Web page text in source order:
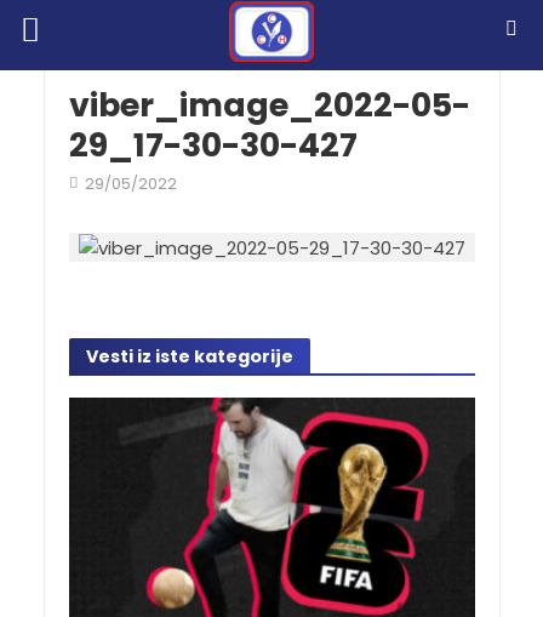
viber_image_2022-05-
29_17-30-30-427
29/05/2022
Vesti iz iste kategorije